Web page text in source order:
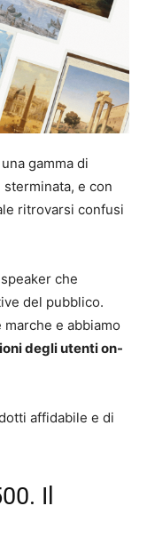
gamma di
e con
ritrovarsi confusi
che
del pubblico.
e abbiamo
degli utenti on-
affidabile e di
Il